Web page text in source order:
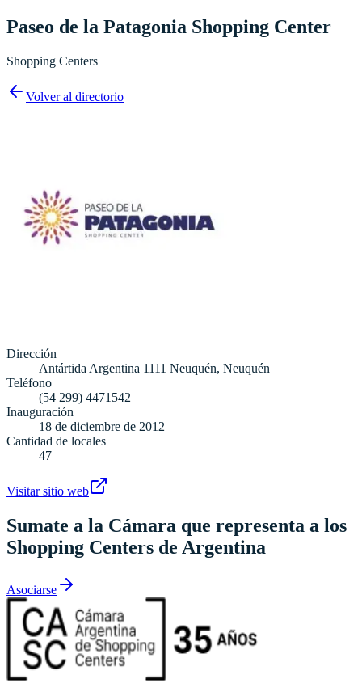
Paseo de la Patagonia Shopping Center
Shopping Centers
Volver al directorio
Dirección
Antártida Argentina 1111 Neuquén, Neuquén
Teléfono
(54 299) 4471542
Inauguración
18 de diciembre de 2012
Cantidad de locales
47
Visitar sitio web
Sumate a la Cámara que representa a los
Shopping Centers de Argentina
Asociarse